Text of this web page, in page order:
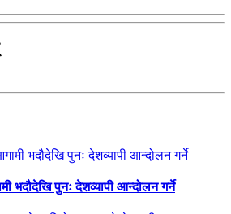
भदौदेखि पुनः देशव्यापी आन्दोलन गर्ने